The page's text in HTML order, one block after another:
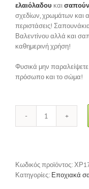
ελαιόλαδου και
σχεδίων, χρωμάτων και
περιστάσεις!
Βαλεντίνου αλλά και
καθημερινή χρήση!
Φυσικά μην παραλείψετε
πρόσωπο και το σώμα!
Σαπούνι
ποσότητα
Κωδικός προϊόντος:
Κατηγορίες: Εποχιακά